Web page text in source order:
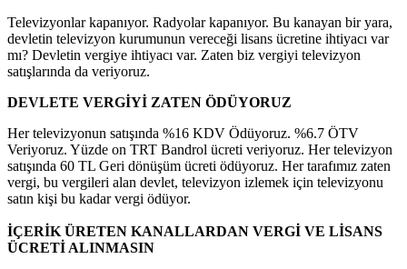
Televizyonlar kapanıyor. Radyolar kapanıyor. Bu kanayan bir yara,
devletin televizyon kurumunun vereceği lisans ücretine ihtiyacı var
mı? Devletin vergiye ihtiyacı var. Zaten biz vergiyi televizyon
satışlarında da veriyoruz.
DEVLETE VERGİYİ ZATEN ÖDÜYORUZ
Her televizyonun satışında %16 KDV Ödüyoruz. %6.7 ÖTV
Veriyoruz. Yüzde on TRT Bandrol ücreti veriyoruz. Her televizyon
satışında 60 TL Geri dönüşüm ücreti ödüyoruz. Her tarafımız zaten
vergi, bu vergileri alan devlet, televizyon izlemek için televizyonu
satın kişi bu kadar vergi ödüyor.
İÇERİK ÜRETEN KANALLARDAN VERGİ VE LİSANS
ÜCRETİ ALINMASIN